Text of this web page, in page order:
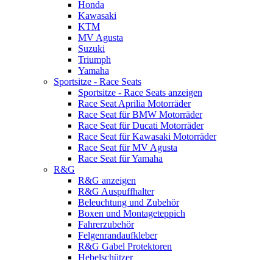
Honda
Kawasaki
KTM
MV Agusta
Suzuki
Triumph
Yamaha
Sportsitze - Race Seats
Sportsitze - Race Seats anzeigen
Race Seat Aprilia Motorräder
Race Seat für BMW Motorräder
Race Seat für Ducati Motorräder
Race Seat für Kawasaki Motorräder
Race Seat für MV Agusta
Race Seat für Yamaha
R&G
R&G anzeigen
R&G Auspuffhalter
Beleuchtung und Zubehör
Boxen und Montageteppich
Fahrerzubehör
Felgenrandaufkleber
R&G Gabel Protektoren
Hebelschützer